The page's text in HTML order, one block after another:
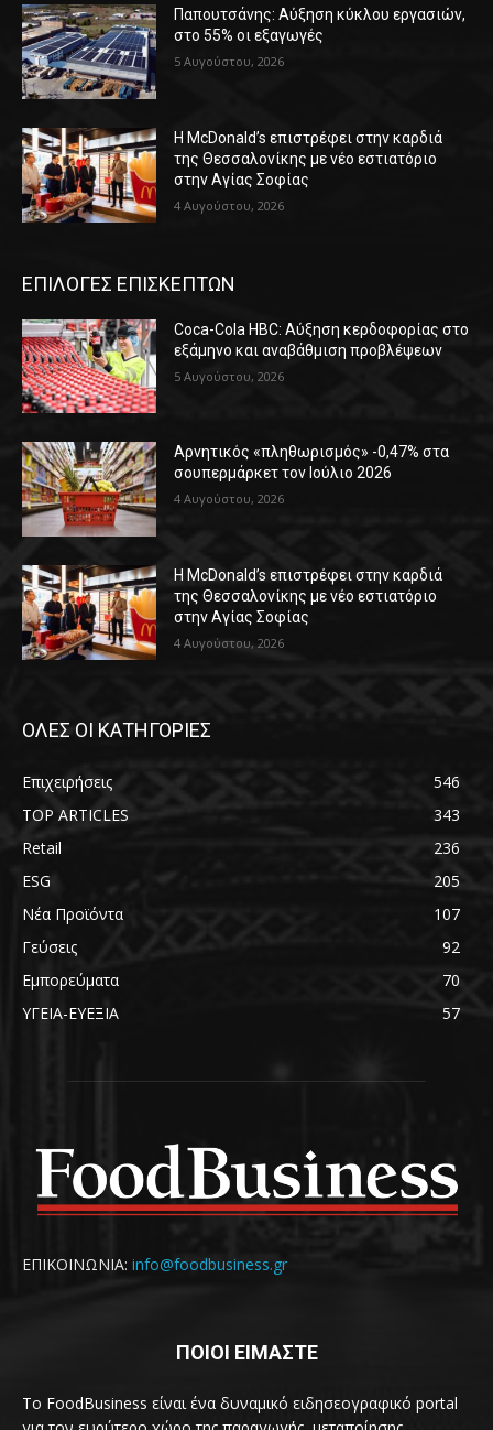
Παπουτσάνης: Αύξηση κύκλου εργασιών,
στο 55% οι εξαγωγές
5 Αυγούστου, 2026
Η McDonald’s επιστρέφει στην καρδιά
της Θεσσαλονίκης με νέο εστιατόριο
στην Αγίας Σοφίας
4 Αυγούστου, 2026
ΕΠΙΛΟΓΕΣ ΕΠΙΣΚΕΠΤΩΝ
Coca-Cola HBC: Αύξηση κερδοφορίας στο
εξάμηνο και αναβάθμιση προβλέψεων
5 Αυγούστου, 2026
Αρνητικός «πληθωρισμός» -0,47% στα
σουπερμάρκετ τον Ιούλιο 2026
4 Αυγούστου, 2026
Η McDonald’s επιστρέφει στην καρδιά
της Θεσσαλονίκης με νέο εστιατόριο
στην Αγίας Σοφίας
4 Αυγούστου, 2026
ΟΛΕΣ ΟΙ ΚΑΤΗΓΟΡΙΕΣ
Επιχειρήσεις
546
TOP ARTICLES
343
Retail
236
ESG
205
Νέα Προϊόντα
107
Γεύσεις
92
Εμπορεύματα
70
ΥΓΕΙΑ-ΕΥΕΞΙΑ
57
ΕΠΙΚΟΙΝΩΝΙΑ: info@foodbusiness.gr
ΠΟΙΟΙ ΕΙΜΑΣΤΕ
Το FoodBusiness είναι ένα δυναμικό ειδησεογραφικό portal